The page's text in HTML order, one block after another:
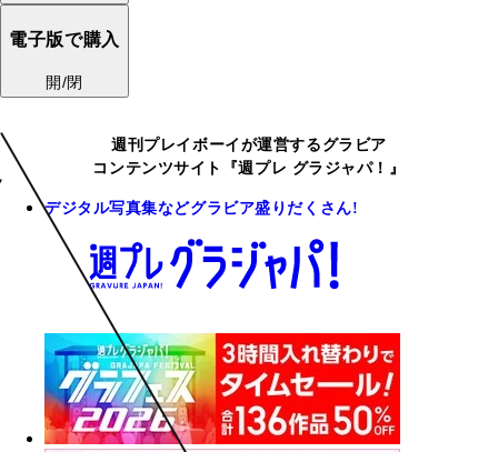
電子版で購入
開/閉
週刊プレイボーイが運営するグラビア
コンテンツサイト『週プレ グラジャパ！』
デジタル写真集などグラビア盛りだくさん!